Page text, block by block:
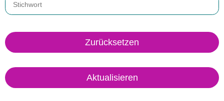
Zurücksetzen
Aktualisieren